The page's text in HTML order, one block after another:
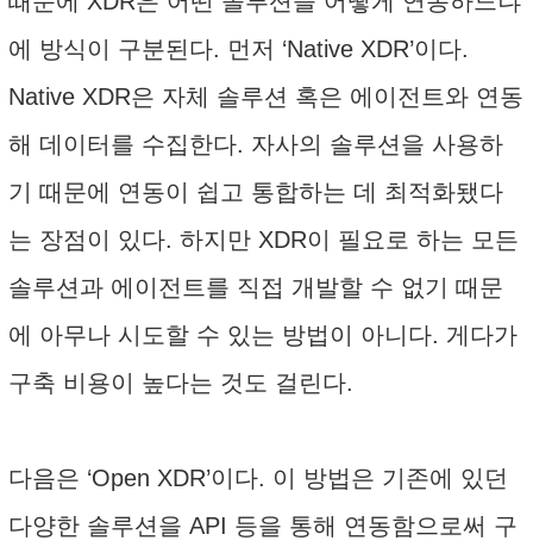
에 방식이 구분된다. 먼저 ‘Native XDR’이다.
Native XDR은 자체 솔루션 혹은 에이전트와 연동
해 데이터를 수집한다. 자사의 솔루션을 사용하
기 때문에 연동이 쉽고 통합하는 데 최적화됐다
는 장점이 있다. 하지만 XDR이 필요로 하는 모든
솔루션과 에이전트를 직접 개발할 수 없기 때문
에 아무나 시도할 수 있는 방법이 아니다. 게다가
구축 비용이 높다는 것도 걸린다.
다음은 ‘Open XDR’이다. 이 방법은 기존에 있던
다양한 솔루션을 API 등을 통해 연동함으로써 구